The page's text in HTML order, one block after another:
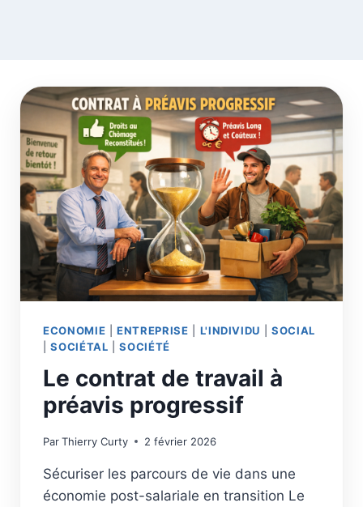
ECONOMIE |ENTREPRISE L'INDIVIDU
SOCIAL
|SOCIÉTAL |SOCIÉTÉ
Le contrat de travail à
préavis progressif
ParThierry Curty 2 février 2026
Sécuriser les parcours de vie dans une
économie post-salariale en transition Le